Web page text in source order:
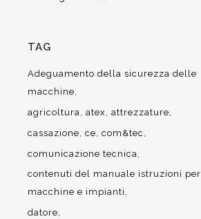
TAG
Adeguamento della sicurezza delle
macchine
agricoltura atex
attrezzature
cassazione ce com&tec
comunicazione tecnica
contenuti del manuale istruzioni per
macchine e impianti
datore